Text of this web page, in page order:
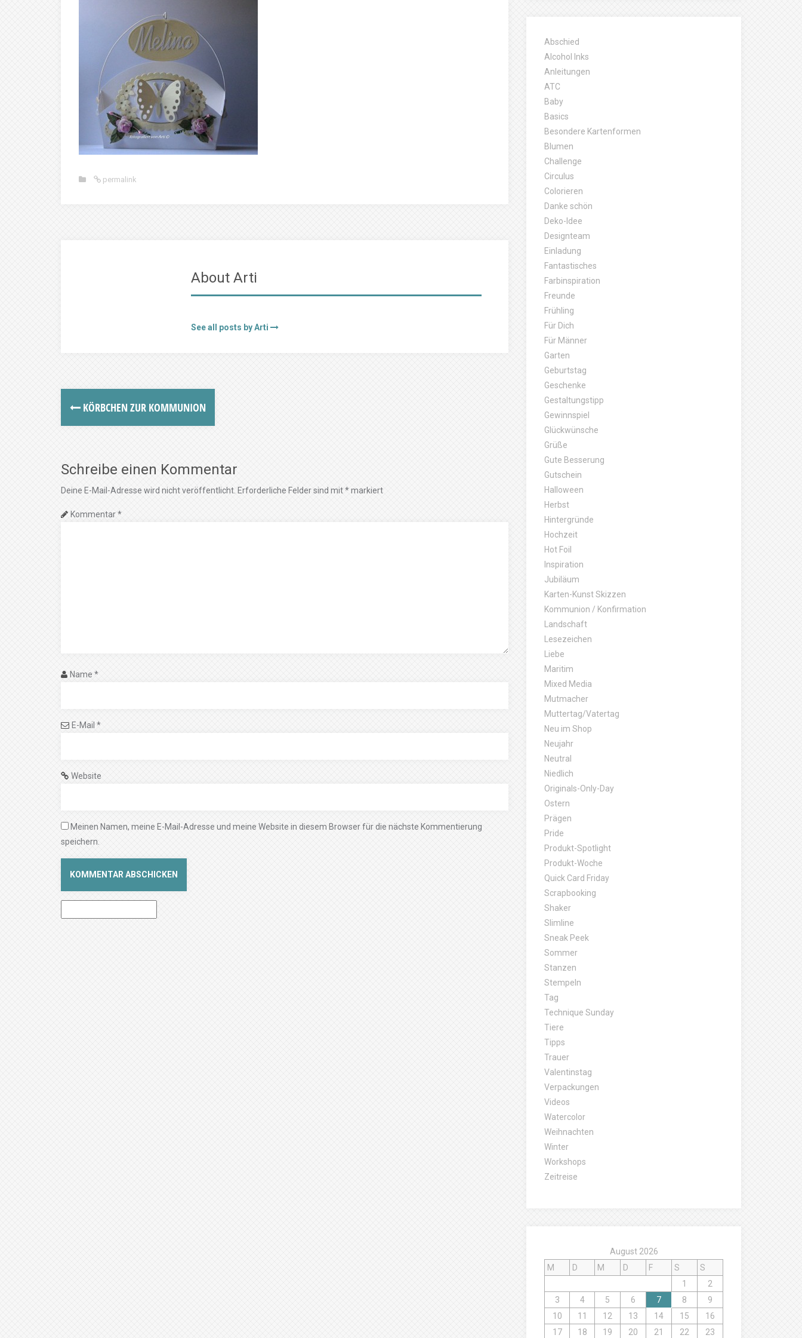
permalink
About Arti
See all posts by Arti
KÖRBCHEN ZUR KOMMUNION
Schreibe einen Kommentar
Deine E-Mail-Adresse wird nicht veröffentlicht. Erforderliche Felder sind mit*markiert
Kommentar*
Name *
E-Mail *
Website
Meinen Namen, meine E-Mail-Adresse und meine Website in diesem Browser für die nächste Kommentierung
speichern.
Abschied
Alcohol Inks
Anleitungen
ATC
Baby
Basics
Besondere Kartenformen
Blumen
Challenge
Circulus
Colorieren
Danke schön
Deko-Idee
Designteam
Einladung
Fantastisches
Farbinspiration
Freunde
Frühling
Für Dich
Für Männer
Garten
Geburtstag
Geschenke
Gestaltungstipp
Gewinnspiel
Glückwünsche
Grüße
Gute Besserung
Gutschein
Halloween
Herbst
Hintergründe
Hochzeit
Hot Foil
Inspiration
Jubiläum
Karten-Kunst Skizzen
Kommunion / Konfirmation
Landschaft
Lesezeichen
Liebe
Maritim
Mixed Media
Mutmacher
Muttertag/Vatertag
Neu im Shop
Neujahr
Neutral
Niedlich
Originals-Only-Day
Ostern
Prägen
Pride
Produkt-Spotlight
Produkt-Woche
Quick Card Friday
Scrapbooking
Shaker
Slimline
Sneak Peek
Sommer
Stanzen
Stempeln
Tag
Technique Sunday
Tiere
Tipps
Trauer
Valentinstag
Verpackungen
Videos
Watercolor
Weihnachten
Winter
Workshops
Zeitreise
August 2026
M
D M D F S
S
1
2
3
4 5 6 7 8
9
10
11 12 13 14 15
16
17
18 19 20 21 22 23